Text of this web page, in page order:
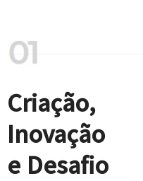
Criação,
Inovação
e Desafio